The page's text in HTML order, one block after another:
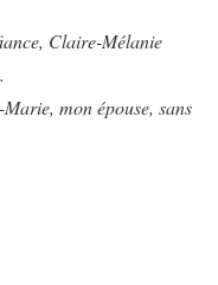
Claire-Mélanie
mon épouse, sans